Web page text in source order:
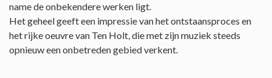
name de onbekendere werken ligt.
Het geheel geeft een impressie van het ontstaansproces en
het rijke oeuvre van Ten Holt, die met zijn muziek steeds
opnieuw een onbetreden gebied verkent.